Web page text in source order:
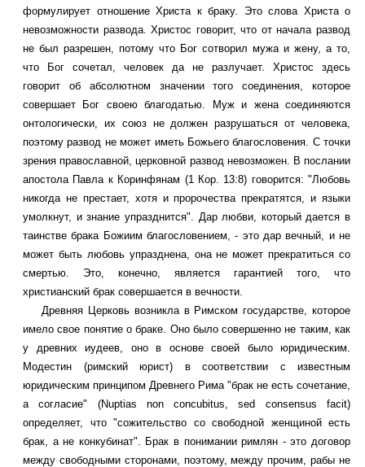
формулирует отношение Христа к браку. Это слова Христа о
невозможности развода. Христос говорит, что от начала развод
не был разрешен, потому что Бог сотворил мужа и жену, а то,
что Бог сочетал, человек да не разлучает. Христос здесь
говорит об абсолютном значении того соединения, которое
совершает Бог своею благодатью. Муж и жена соединяются
онтологически, их союз не должен разрушаться от человека,
поэтому развод не может иметь Божьего благословения. С точки
зрения православной, церковной развод невозможен. В послании
апостола Павла к Коринфянам (1 Кор. 13:8) говорится: "Любовь
никогда не престает, хотя и пророчества прекратятся, и языки
умолкнут, и знание упразднится". Дар любви, который дается в
таинстве брака Божиим благословением, - это дар вечный, и не
может быть любовь упразднена, она не может прекратиться со
смертью. Это, конечно, является гарантией того, что
христианский брак совершается в вечности.
Древняя Церковь возникла в Римском государстве, которое
имело свое понятие о браке. Оно было совершенно не таким, как
у древних иудеев, оно в основе своей было юридическим.
Модестин (римский юрист) в соответствии с известным
юридическим принципом Древнего Рима "брак не есть сочетание,
а согласие" (Nuptias non concubitus, sed consensus facit)
определяет, что "сожительство со свободной женщиной есть
брак, а не конкубинат". Брак в понимании римлян - это договор
между свободными сторонами, поэтому, между прочим, рабы не